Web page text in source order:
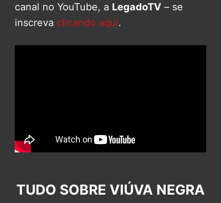
canal no YouTube, a LegadoTV – se
inscreva clicando aqui.
TUDO SOBRE VIÚVA NEGRA